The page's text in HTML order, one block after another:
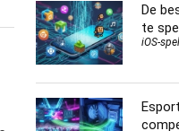
De
te
iOS-